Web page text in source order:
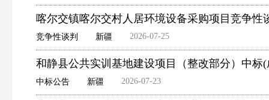
喀尔交镇喀尔交村人居环境设备采购项目竞争性
竞争性谈判 新疆 2026-07-25
和静县公共实训基地建设项目（整改部分）中标
中标公告 新疆 2026-07-23